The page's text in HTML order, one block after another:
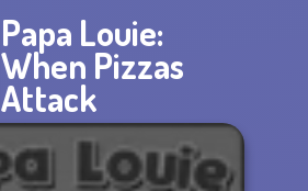
Papa Louie:
When Pizzas
Attack